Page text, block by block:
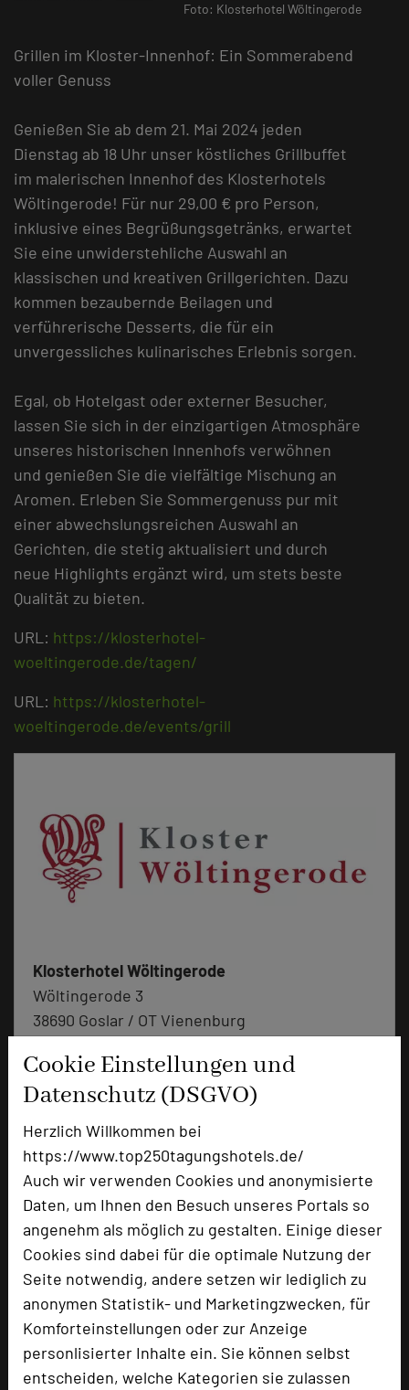
Cookie Einstellungen und
Datenschutz (DSGVO)
Herzlich Willkommen bei
https://www.top250tagungshotels.de/
Auch wir verwenden Cookies und anonymisierte
Daten, um Ihnen den Besuch unseres Portals so
angenehm als möglich zu gestalten. Einige dieser
Cookies sind dabei für die optimale Nutzung der
Seite notwendig, andere setzen wir lediglich zu
anonymen Statistik- und Marketingzwecken, für
Komforteinstellungen oder zur Anzeige
personlisierter Inhalte ein. Sie können selbst
entscheiden, welche Kategorien sie zulassen
Foto: Klosterhotel Wöltingerode
Grillen im Kloster-Innenhof: Ein Sommerabend
voller Genuss
Genießen Sie ab dem 21. Mai 2024 jeden
Dienstag ab 18 Uhr unser köstliches Grillbuffet
im malerischen Innenhof des Klosterhotels
Wöltingerode! Für nur 29,00 € pro Person,
inklusive eines Begrüßungsgetränks, erwartet
Sie eine unwiderstehliche Auswahl an
klassischen und kreativen Grillgerichten. Dazu
kommen bezaubernde Beilagen und
verführerische Desserts, die für ein
unvergessliches kulinarisches Erlebnis sorgen.
Egal, ob Hotelgast oder externer Besucher,
lassen Sie sich in der einzigartigen Atmosphäre
unseres historischen Innenhofs verwöhnen
und genießen Sie die vielfältige Mischung an
Aromen. Erleben Sie Sommergenuss pur mit
einer abwechslungsreichen Auswahl an
Gerichten, die stetig aktualisiert und durch
neue Highlights ergänzt wird, um stets beste
Qualität zu bieten.
URL: https://klosterhotel-
woeltingerode.de/tagen/
URL: https://klosterhotel-
woeltingerode.de/events/grill
Klosterhotel Wöltingerode
Wöltingerode 3
38690 Goslar / OT Vienenburg
phone +49 5324 77446-0
mail Email
zur Tagungsanfrage hinzufügen add_circle
Hotel bewerten
Hoteldaten